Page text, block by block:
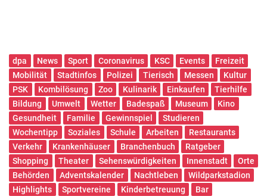
dpa News Sport Coronavirus KSC Events
Freizeit
Mobilität
Stadtinfos Polizei Tierisch Messen
Kultur
PSK
Kombilösung Zoo Kulinarik Einkaufen
Tierhilfe
Bildung
Umwelt Wetter Badespaß Museum
Kino
Gesundheit
Familie Gewinnspiel
Studieren
Wochentipp
Soziales Schule Arbeiten
Restaurants
Verkehr
Krankenhäuser Branchenbuch
Ratgeber
Shopping
Theater Sehenswürdigkeiten Innenstadt
Orte
Behörden
Adventskalender Nachtleben
Wildparkstadion
Highlights
Sportvereine Kinderbetreuung
Bar